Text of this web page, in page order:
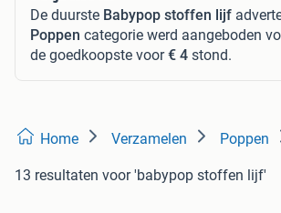
De duurste Babypop stoffen lijf
Poppen categorie werd aangeboden
de goedkoopste voor€ 4 stond.
Home Verzamelen Poppen
13 resultaten voor 'babypop stoffen lijf'